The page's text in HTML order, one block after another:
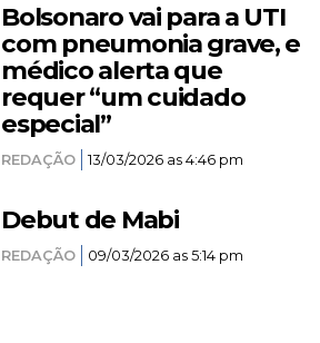
Bolsonaro vai para a UTI
com pneumonia grave, e
médico alerta que
requer “um cuidado
especial”
REDAÇÃO 13/03/2026 as 4:46 pm
Debut de Mabi
REDAÇÃO 09/03/2026 as 5:14 pm